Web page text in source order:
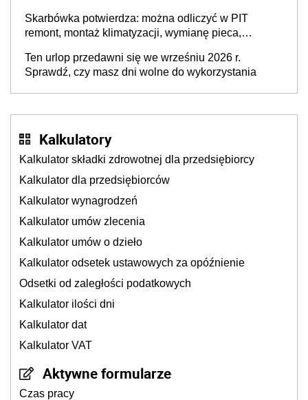
religijny
Skarbówka potwierdza: można odliczyć w PIT
remont, montaż klimatyzacji, wymianę pieca,
przystosowania mieszkania dla potrzeb
niepełnosprawnego
Ten urlop przedawni się we wrześniu 2026 r.
Sprawdź, czy masz dni wolne do wykorzystania
Kalkulatory
Kalkulator składki zdrowotnej dla przedsiębiorcy
Kalkulator dla przedsiębiorców
Kalkulator wynagrodzeń
Kalkulator umów zlecenia
Kalkulator umów o dzieło
Kalkulator odsetek ustawowych za opóźnienie
Odsetki od zaległości podatkowych
Kalkulator ilości dni
Kalkulator dat
Kalkulator VAT
Aktywne formularze
Czas pracy